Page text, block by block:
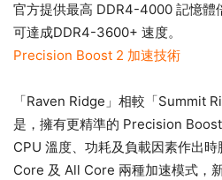
官方提供最高 DDR4-4000 記憶體
可達成DDR4-3600+ 速度。
Precision Boost 2 加速技術
「Raven Ridge」相較「Summit
是，擁有更精準的 Precision
CPU 溫度、功耗及負載因素作出
Core 及 All Core 兩種加速模式，